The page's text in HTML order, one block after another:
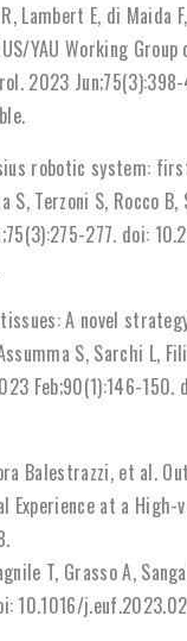
Lambert E, di Maida
YAU Working
2023
robotic system:
S, Terzoni S, Rocco
277. doi:
A novel
S, Sarchi L,
Feb;90(1):146-150.
Balestrazzi, et al.
at a High-
T, Grasso A,